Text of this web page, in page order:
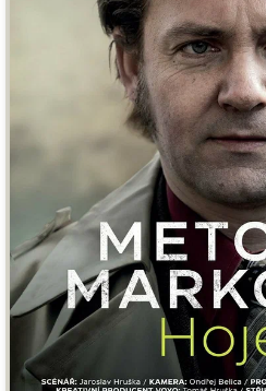
Основанное нареальных
Гоблина
Кураж-Бамбей
Подростковая жестокость
Про апокалипсис
Про богатых
Про ведьм
Про выживание
Про гонки